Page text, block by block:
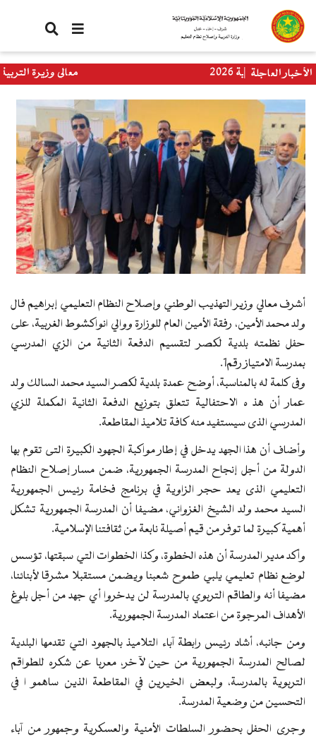
تجاوز
إلى
المحتوى
الرئيسي
الأخبار العاجلة
2026
معالي وزيرة التربية تستقبل
أشرف معالي وزير التهذيب الوطني وإصلاح النظام التعليمي إبراهيم فال
ولد محمد الأمين، رفقة الأمين العام للوزارة ووالي انواكشوط الغربية، على
حفل نظمته بلدية لكصر لتقسيم الدفعة الثانية من الزي المدرسي
بمدرسة الامتياز رقم1.
وفى كلمة له بالمناسبة، أوضح عمدة بلدية لكصر السيد محمد السالك ولد
عمار أن هذ ه الاحتفالية تتعلق بتوزيع الدفعة الثانية المكملة للزي
المدرسي الذى سيستفيد منه كافة تلاميذ المقاطعة.
وأضاف أن هذا الجهد يدخل في إطار مواكبة الجهود الكبيرة التى تقوم بها
الدولة من أجل إنجاح المدرسة الجمهورية، ضمن مسار إصلاح النظام
التعليمي الذى يعد حجر الزاوية في برنامج فخامة رئيس الجمهورية
السيد محمد ولد الشيخ الغزواني، مضيفا أن المدرسة الجمهورية تشكل
أهمية كبيرة لما توفر من قيم أصيلة نابعة من ثقافتنا الإسلامية.
وأكد مدير المدرسة أن هذه الخطوة، وكذا الخطوات التي سبقتها، تؤسس
لوضع نظام تعليمي يلبي طموح شعبنا ويضمن مستقبلا مشرقا لأبنائنا،
مضيفا أنه والطاقم التربوي بالمدرسة لن يدخروا أي جهد من أجل بلوغ
الأهداف المرجوة من اعتماد المدرسة الجمهورية.
ومن جانبه، أشاد رئيس رابطة آباء التلاميذ بالجهود التي تقدمها البلدية
لصالح المدرسة الجمهورية من حين لآخر، معربا عن شكره للطواقم
التربوية بالمدرسة، ولبعض الخيرين في المقاطعة الذين ساهمو ا في
التحسين من وضعية المدرسة.
وجرى الحفل بحضور السلطات الأمنية والعسكرية وجمهور من آباء